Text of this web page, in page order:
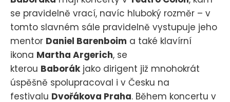
se pravidelně vrací, navíc hluboký rozměr – v
tomto slavném sále pravidelně vystupuje jeho
mentor Daniel Barenboim a také klavírní
ikona Martha Argerich, se
kterou Baborákjako dirigent již mnohokrát
úspěšně spolupracoval i v Česku na
festivalu Dvořákova Praha. Během koncertu v